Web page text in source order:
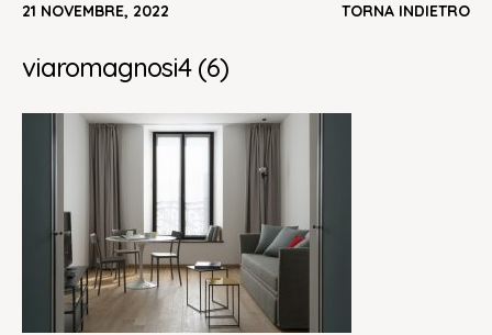
21 NOVEMBRE, 2022 TORNA INDIETRO
viaromagnosi4 (6)